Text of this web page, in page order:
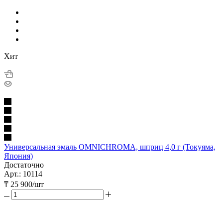
Хит
Универсальная эмаль OMNICHROMA, шприц 4,0 г (Токуяма,
Япония)
Достаточно
Арт.: 10114
₸ 25 900/шт